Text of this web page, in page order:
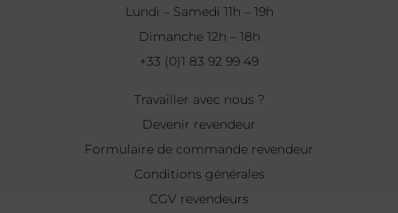
Lundi – Samedi 11h – 19h
Dimanche 12h – 18h
+33 (0)1 83 92 99 49
Travailler avec nous ?
Devenir revendeur
Formulaire de commande revendeur
Conditions générales
CGV revendeurs